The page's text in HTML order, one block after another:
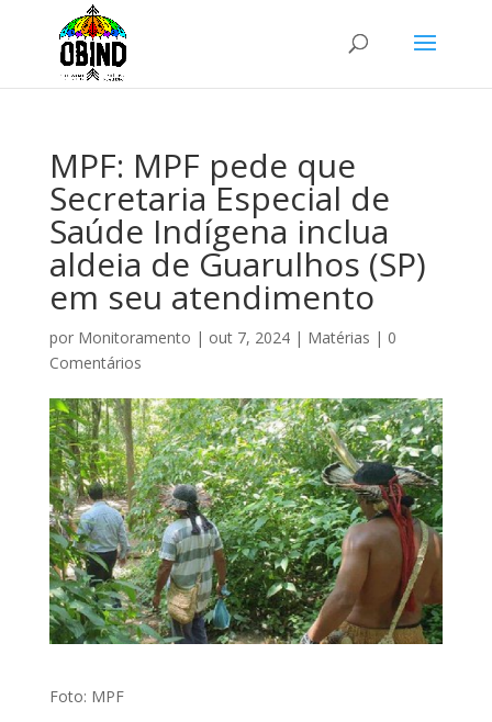
MPF: MPF pede que
Secretaria Especial de
Saúde Indígena inclua
aldeia de Guarulhos (SP)
em seu atendimento
por Monitoramento | out 7, 2024| Matérias | 0
Comentários
Foto: MPF